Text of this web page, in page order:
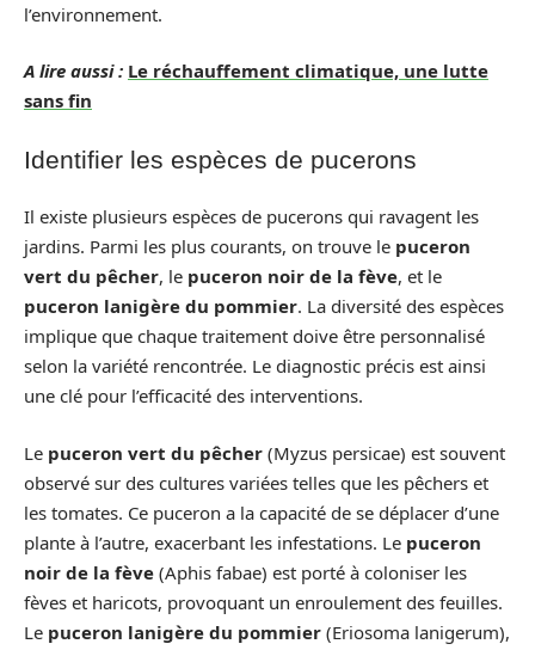
l’environnement.
A lire aussi : Le réchauffement climatique, une lutte
sans fin
Identifier les espèces de pucerons
Il existe plusieurs espèces de pucerons qui ravagent les
jardins. Parmi les plus courants, on trouve le puceron
vert du pêcher, le puceron noir de la fève, et le
puceron lanigère du pommier. La diversité des espèces
implique que chaque traitement doive être personnalisé
selon la variété rencontrée. Le diagnostic précis est ainsi
une clé pour l’efficacité des interventions.
Le puceron vert du pêcher (Myzus persicae) est souvent
observé sur des cultures variées telles que les pêchers et
les tomates. Ce puceron a la capacité de se déplacer d’une
plante à l’autre, exacerbant les infestations. Le puceron
noir de la fève (Aphis fabae) est porté à coloniser les
fèves et haricots, provoquant un enroulement des feuilles.
Le puceron lanigère du pommier (Eriosoma lanigerum),